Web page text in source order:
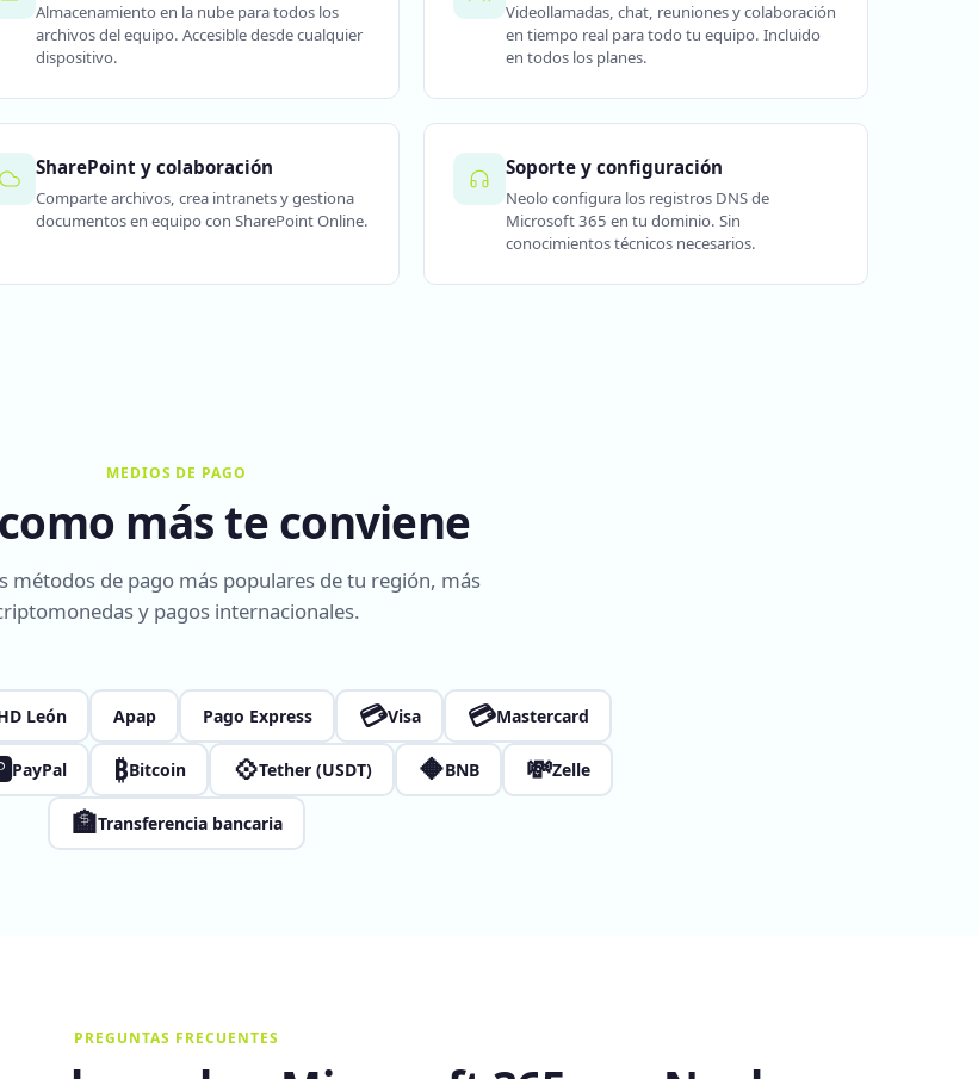
Almacenamiento en la nube para todos los
archivos del equipo. Accesible desde cualquier
dispositivo.
Videollamadas, chat, reuniones y colaboración
en tiempo real para todo tu equipo. Incluido
en todos los planes.
SharePoint y colaboración
Comparte archivos, crea intranets y gestiona
documentos en equipo con SharePoint Online.
Soporte y configuración
Neolo configura los registros DNS de
Microsoft 365 en tu dominio. Sin
conocimientos técnicos necesarios.
MEDIOS DE PAGO
más te conviene
métodos de pago más populares de tu región, más
y pagos internacionales.
León Apap Pago Express 💳Visa 💳Mastercard
PayPal ₿Bitcoin 💠Tether (USDT) 🔶BNB 💸Zelle
🏦Transferencia bancaria
PREGUNTAS FRECUENTES